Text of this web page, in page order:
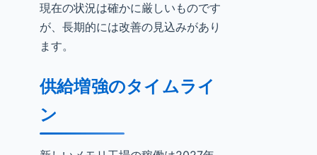
現在の状況は確かに厳しいものです
が、長期的には改善の見込みがあり
ます。
供給増強のタイムライ
ン